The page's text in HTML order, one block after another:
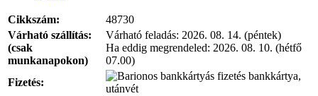
Cikkszám:
48730
Várható szállítás:
(csak
munkanapokon)
Várható feladás: 2026. 08. 14. (péntek)
Ha eddig megrendeled: 2026. 08. 10. (hétfő
07.00)
Fizetés:
bankkártya,
utánvét